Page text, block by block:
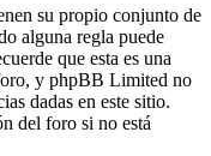
su propio conjunto de
alguna regla puede
que esta es una
y phpBB Limited no
dadas en este sitio.
del foro si no está